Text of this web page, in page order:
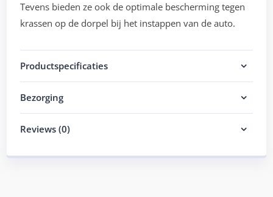
Tevens bieden ze ook de optimale bescherming tegen
krassen op de dorpel bij het instappen van de auto.
Productspecificaties
Bezorging
Reviews (0)